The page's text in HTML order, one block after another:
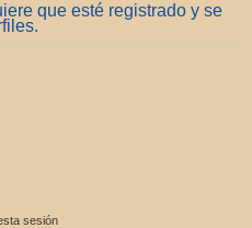
c
que esté registrado y se
sesión